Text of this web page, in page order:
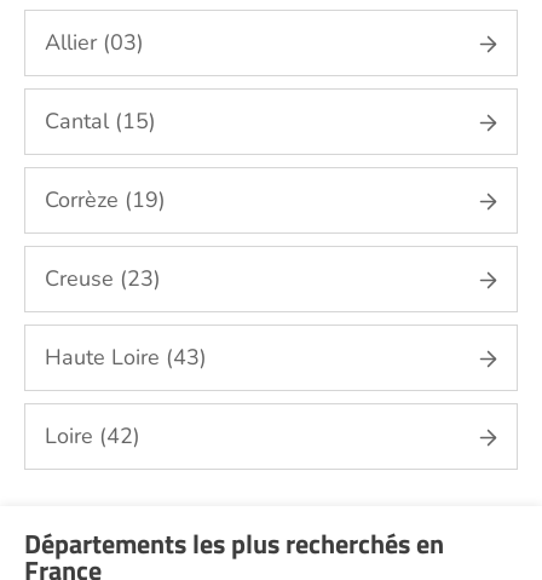
Allier (03)
Cantal (15)
Corrèze (19)
Creuse (23)
Haute Loire (43)
Loire (42)
Départements les plus recherchés en
France